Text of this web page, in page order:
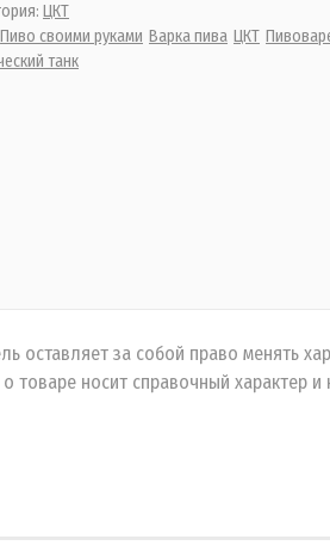
ЦКТ
Пиво своими руками Варка пива ЦКТ
танк
за собой право менять
носит справочный характер и